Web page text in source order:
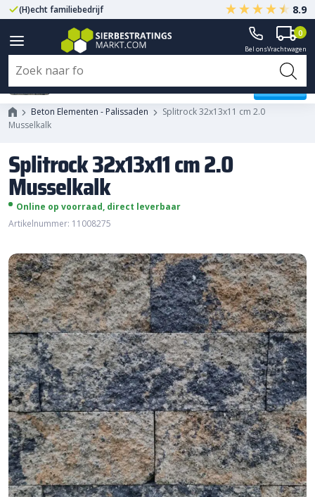
(H)echt familiebedrijf Gegarandeerd A-kwaliteit
8.9
Bel onsVrachtwagen
0
Beton Elementen - Palissaden
Splitrock 32x13x11 cm 2.0
Musselkalk
Splitrock 32x13x11 cm 2.0
Musselkalk
Online op voorraad, direct leverbaar
Artikelnummer: 11008275
Splitrock 32x13x11 cm 2.0
Musselkalk